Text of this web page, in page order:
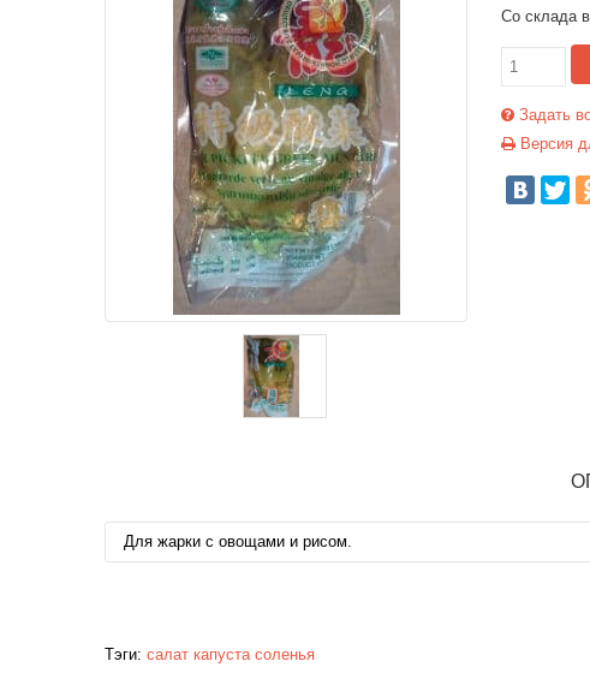
Со склада
Задать
Версия
Для жарки с овощами и рисом.
Тэги: салат капуста соленья